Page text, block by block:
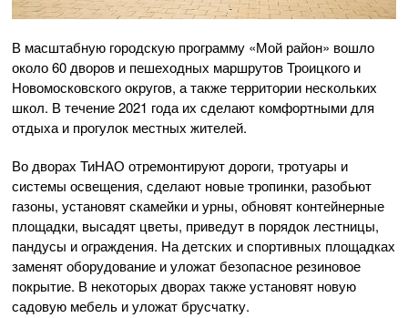
В масштабную городскую программу «Мой район» вошло
около 60 дворов и пешеходных маршрутов Троицкого и
Новомосковского округов, а также территории нескольких
школ. В течение 2021 года их сделают комфортными для
отдыха и прогулок местных жителей.
Во дворах ТиНАО отремонтируют дороги, тротуары и
системы освещения, сделают новые тропинки, разобьют
газоны, установят скамейки и урны, обновят контейнерные
площадки, высадят цветы, приведут в порядок лестницы,
пандусы и ограждения. На детских и спортивных площадках
заменят оборудование и уложат безопасное резиновое
покрытие. В некоторых дворах также установят новую
садовую мебель и уложат брусчатку.